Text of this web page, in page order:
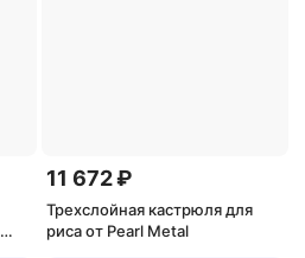
11 672 ₽
Трехслойная кастрюля для
риса от Pearl Metal